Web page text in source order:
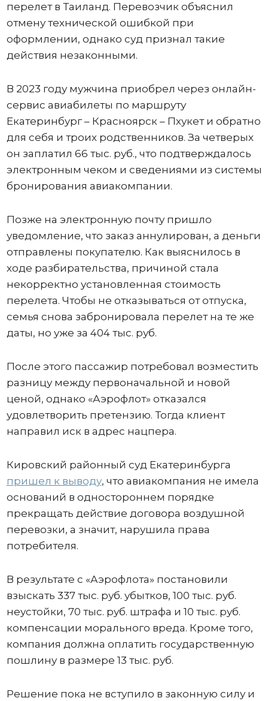
перелет в Таиланд. Перевозчик объяснил
отмену технической ошибкой при
оформлении, однако суд признал такие
действия незаконными.
В 2023 году мужчина приобрел через онлайн-
сервис авиабилеты по маршруту
Екатеринбург – Красноярск – Пхукет и обратно
для себя и троих родственников. За четверых
он заплатил 66 тыс. руб., что подтверждалось
электронным чеком и сведениями из системы
бронирования авиакомпании.
Позже на электронную почту пришло
уведомление, что заказ аннулирован, а деньги
отправлены покупателю. Как выяснилось в
ходе разбирательства, причиной стала
некорректно установленная стоимость
перелета. Чтобы не отказываться от отпуска,
семья снова забронировала перелет на те же
даты, но уже за 404 тыс. руб.
После этого пассажир потребовал возместить
разницу между первоначальной и новой
ценой, однако «Аэрофлот» отказался
удовлетворить претензию. Тогда клиент
направил иск в адрес нацпера.
Кировский районный суд Екатеринбурга
пришел к выводу, что авиакомпания не имела
оснований в одностороннем порядке
прекращать действие договора воздушной
перевозки, а значит, нарушила права
потребителя.
В результате с «Аэрофлота» постановили
взыскать 337 тыс. руб. убытков, 100 тыс. руб.
неустойки, 70 тыс. руб. штрафа и 10 тыс. руб.
компенсации морального вреда. Кроме того,
компания должна оплатить государственную
пошлину в размере 13 тыс. руб.
Решение пока не вступило в законную силу и